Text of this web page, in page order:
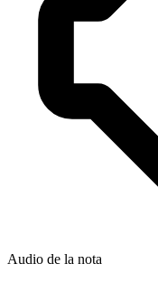
Audio de la nota